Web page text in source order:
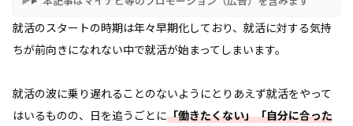
就活のスタートの時期は年々早期化しており、就活に対する気持
ちが前向きになれない中で就活が始まってしまいます。
就活の波に乗り遅れることのないようにとりあえず就活をやって
はいるものの、日を追うごとに「働きたくない」「自分に合った